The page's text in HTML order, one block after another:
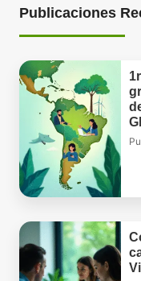
Publicaciones